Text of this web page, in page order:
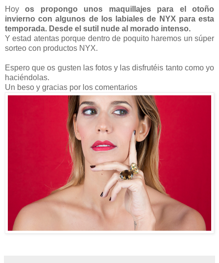
Hoyos propongo unos maquillajes para el otoño
invierno con algunos de los labiales de NYX para esta
temporada. Desde el sutil nude al morado intenso.
Y estad atentas porque dentro de poquito haremos un súper
sorteo con productos NYX.
Espero que os gusten las fotos y las disfrutéis tanto como yo
haciéndolas.
Un beso y gracias por los comentarios